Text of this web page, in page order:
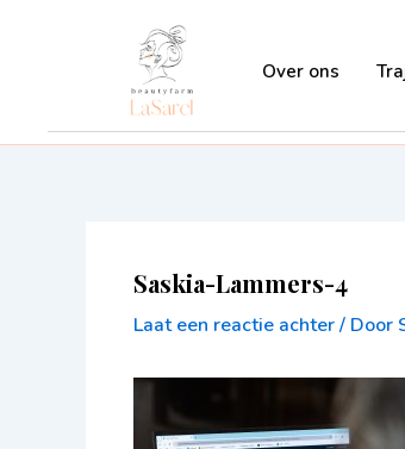
Over ons
Saskia-Lammers-4
Laat een reactie achter/ Door